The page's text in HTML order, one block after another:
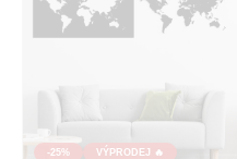
-25% VÝPRODEJ 🔥